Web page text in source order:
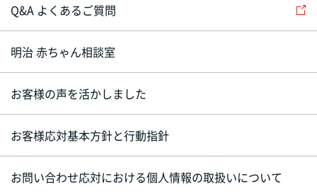
Q&A よくあるご質問
明治 赤ちゃん相談室
お客様の声を活かしました
お客様応対基本方針と行動指針
お問い合わせ応対における個人情報の取扱いについて